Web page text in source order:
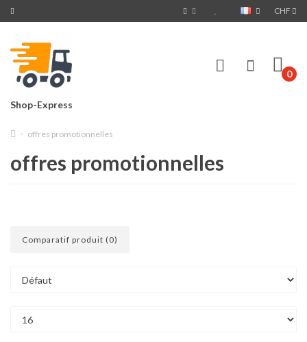
CHF
Shop-Express
0
offres promotionnelles
offres promotionnelles
Comparatif produit (0)